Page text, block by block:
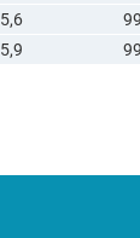
5,6
5,9